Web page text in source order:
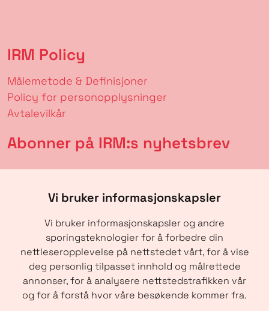
Vi bruker informasjonskapsler
Vi bruker informasjonskapsler og andre
sporingsteknologier for å forbedre din
nettleseropplevelse på nettstedet vårt, for å vise
deg personlig tilpasset innhold og målrettede
annonser, for å analysere nettstedstrafikken vår
og for å forstå hvor våre besøkende kommer fra.
IRM Policy
Målemetode & Definisjoner
Policy for personopplysninger
Avtalevilkår
Abonner på IRM:s nyhetsbrev
SENDE